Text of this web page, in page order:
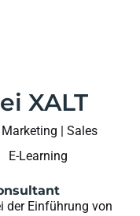
XALT
Marketing | Sales
E-Learning
der Einführung von